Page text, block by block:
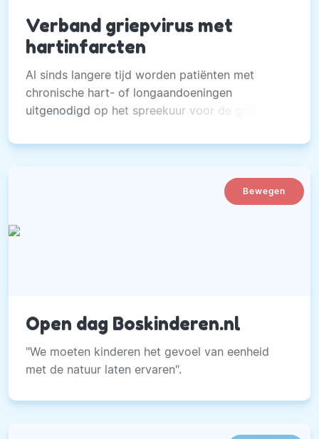
Verband griepvirus met
hartinfarcten
Al sinds langere tijd worden patiënten met
chronische hart- of longaandoeningen
uitgenodigd op het spreekuur voor de griepprik.
vaatziekten en griep? Verband griepvirus met
gebleken dat sterfte aan hart-en vaatziekten
een seizoensgebonden variatie heeft.
Bewegen
Open dag Boskinderen.nl
"We moeten kinderen het gevoel van eenheid
met de natuur laten ervaren".